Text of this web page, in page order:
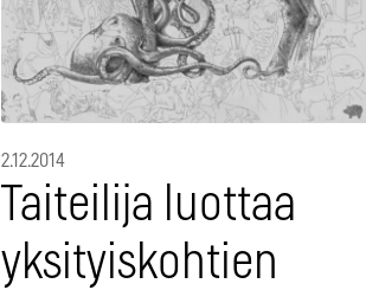
2.12.2014
Taiteilija luottaa
yksityiskohtien